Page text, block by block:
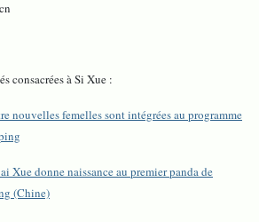
consacrées à Si Xue :
nouvelles femelles sont intégrées au programme
Xue donne naissance au premier panda de
(Chine)